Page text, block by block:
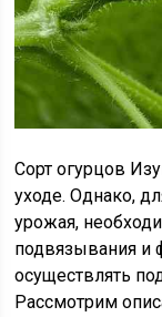
Сорт огурцов
уходе. Однако,
урожая,
подвязывания и
осуществлять
Рассмотрим